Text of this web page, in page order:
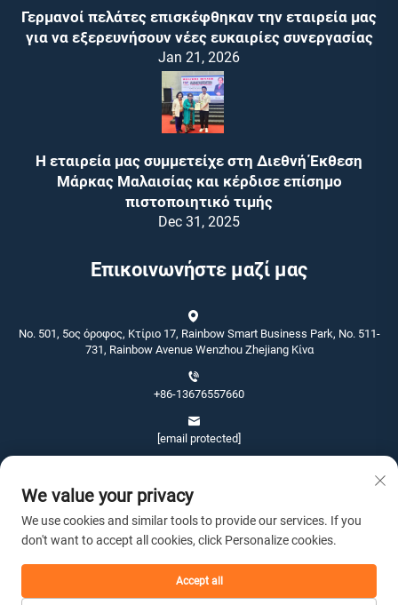
Γερμανοί πελάτες επισκέφθηκαν την εταιρεία μας
για να εξερευνήσουν νέες ευκαιρίες συνεργασίας
Jan 21, 2026
Η εταιρεία μας συμμετείχε στη Διεθνή Έκθεση
Μάρκας Μαλαισίας και κέρδισε επίσημο
πιστοποιητικό τιμής
Dec 31, 2025
Επικοινωνήστε μαζί μας
No. 501, 5ος όροφος, Κτίριο 17, Rainbow Smart Business Park, No. 511-
731, Rainbow Avenue Wenzhou Zhejiang Κίνα
+86-13676557660
[email protected]
We value your privacy
We use cookies and similar tools to provide our services. If you
don't want to accept all cookies, click Personalize cookies.
Accept all